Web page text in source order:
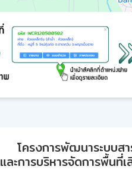
โครงการพัฒนาระบบส
และการบริหารจัดการพื้นที่